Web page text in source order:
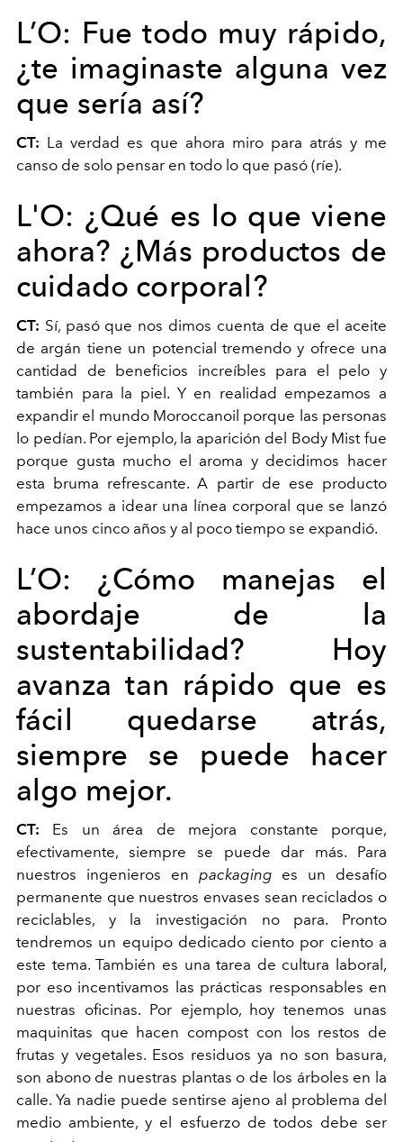
L’O: Fue todo muy rápido,
¿te imaginaste alguna vez
que sería así?
CT: La verdad es que ahora miro para atrás y me
canso de solo pensar en todo lo que pasó (ríe).
L'O: ¿Qué es lo que viene
ahora? ¿Más productos de
cuidado corporal?
CT: Sí, pasó que nos dimos cuenta de que el aceite
de argán tiene un potencial tremendo y ofrece una
cantidad de beneficios increíbles para el pelo y
también para la piel. Y en realidad empezamos a
expandir el mundo Moroccanoil porque las personas
lo pedían. Por ejemplo, la aparición del Body Mist fue
porque gusta mucho el aroma y decidimos hacer
esta bruma refrescante. A partir de ese producto
empezamos a idear una línea corporal que se lanzó
hace unos cinco años y al poco tiempo se expandió.
L’O: ¿Cómo manejas el
abordaje de la
sustentabilidad? Hoy
avanza tan rápido que es
fácil quedarse atrás,
siempre se puede hacer
algo mejor.
CT:
Es un área de mejora constante porque,
efectivamente, siempre se puede dar más. Para
nuestros ingenieros en packaging es un desafío
permanente que nuestros envases sean reciclados o
reciclables, y la investigación no para. Pronto
tendremos un equipo dedicado ciento por ciento a
este tema. También es una tarea de cultura laboral,
por eso incentivamos las prácticas responsables en
nuestras oficinas. Por ejemplo, hoy tenemos unas
maquinitas que hacen compost con los restos de
frutas y vegetales. Esos residuos ya no son basura,
son abono de nuestras plantas o de los árboles en la
calle. Ya nadie puede sentirse ajeno al problema del
medio ambiente, y el esfuerzo de todos debe ser